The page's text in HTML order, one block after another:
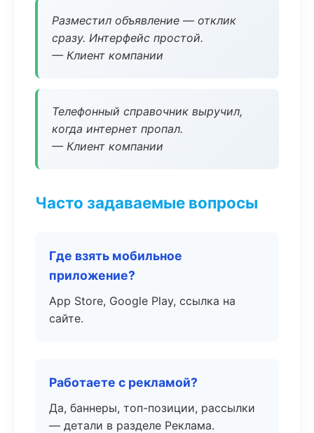
Разместил объявление — отклик
сразу. Интерфейс простой.
— Клиент компании
Телефонный справочник выручил,
когда интернет пропал.
— Клиент компании
Часто задаваемые вопросы
Где взять мобильное
приложение?
App Store, Google Play, ссылка на
сайте.
Работаете с рекламой?
Да, баннеры, топ-позиции, рассылки
— детали в разделе Реклама.